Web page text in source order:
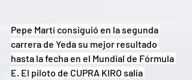
Pepe Martí consiguió en la segunda
carrera de Yeda su mejor resultado
hasta la fecha en el Mundial de Fórmula
E. El piloto de CUPRA KIRO salía